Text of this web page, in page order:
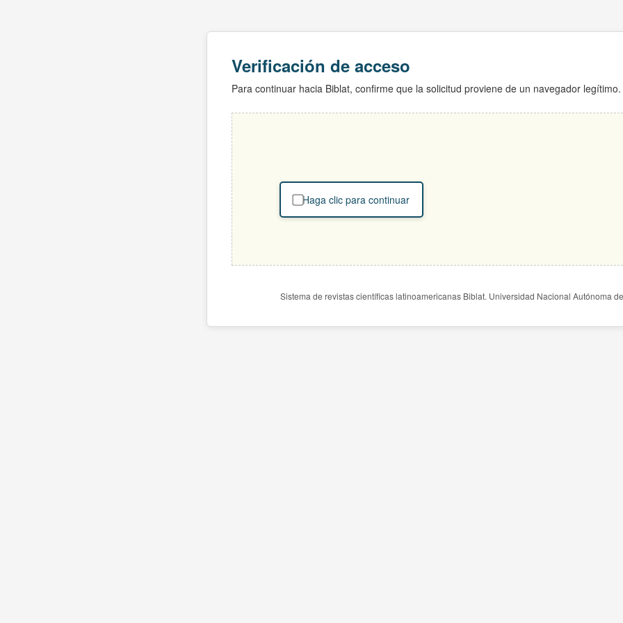
Verificación de acceso
Para continuar hacia Biblat, confirme que la solicitud proviene de un navegador legítimo.
Haga clic para continuar
Sistema de revistas científicas latinoamericanas Biblat. Universidad Nacional Autónoma